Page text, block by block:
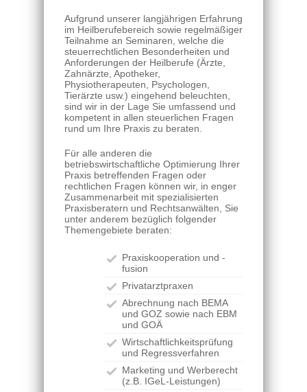
Aufgrund unserer langjährigen Erfahrung
im Heilberufebereich sowie regelmäßiger
Teilnahme an Seminaren, welche die
steuerrechtlichen Besonderheiten und
Anforderungen der Heilberufe (Ärzte,
Zahnärzte, Apotheker,
Physiotherapeuten, Psychologen,
Tierärzte usw.) eingehend beleuchten,
sind wir in der Lage Sie umfassend und
kompetent in allen steuerlichen Fragen
rund um Ihre Praxis zu beraten.
Für alle anderen die
betriebswirtschaftliche Optimierung Ihrer
Praxis betreffenden Fragen oder
rechtlichen Fragen können wir, in enger
Zusammenarbeit mit spezialisierten
Praxisberatern und Rechtsanwälten, Sie
unter anderem bezüglich folgender
Themengebiete beraten:
Praxiskooperation und -
fusion
Privatarztpraxen
Abrechnung nach BEMA
und GOZ sowie nach EBM
und GOÄ
Wirtschaftlichkeitsprüfung
und Regressverfahren
Marketing und Werberecht
(z.B. IGeL-Leistungen)